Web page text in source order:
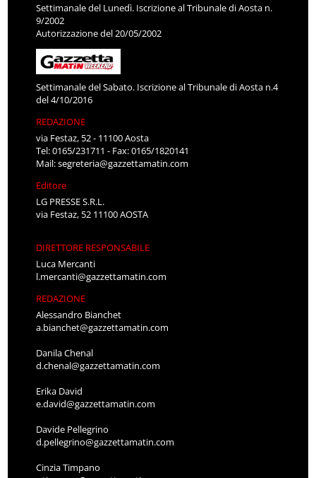
Settimanale del Lunedì. Iscrizione al Tribunale di Aosta n.
9/2002
Autorizzazione del 20/05/2002
Settimanale del Sabato. Iscrizione al Tribunale di Aosta n.4
del 4/10/2016
REDAZIONE
via Festaz, 52 - 11100 Aosta
Tel: 0165/231711 - Fax: 0165/1820141
Mail:segreteria@gazzettamatin.com
Editore
LG PRESSE S.R.L.
via Festaz, 52 11100 AOSTA
DIRETTORE RESPONSABILE
Luca Mercanti
l.mercanti@gazzettamatin.com
REDAZIONE
Alessandro Bianchet
a.bianchet@gazzettamatin.com
Danila Chenal
d.chenal@gazzettamatin.com
Erika David
e.david@gazzettamatin.com
Davide Pellegrino
d.pellegrino@gazzettamatin.com
Cinzia Timpano